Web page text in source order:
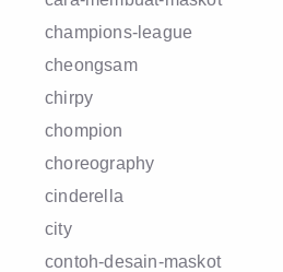
champions-league
cheongsam
chirpy
chompion
choreography
cinderella
city
contoh-desain-maskot